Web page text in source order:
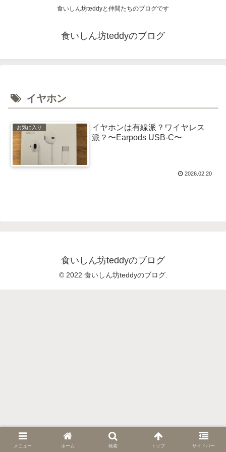
食いしん坊teddyと仲間たちのブログです
食いしん坊teddyのブログ
イヤホン
お気に入り
イヤホンは有線派？ワイヤレス
派？〜Earpods USB-C〜
2026.02.20
食いしん坊teddyのブログ
© 2022 食いしん坊teddyのブログ.
メニュー ホーム 検索 トップ サイドバー